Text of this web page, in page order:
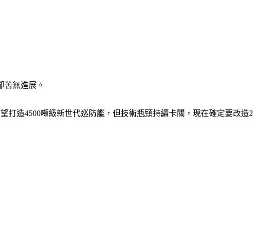
苦無進展。
打造4500噸級新世代巡防艦，但技術瓶頸持續卡關，現在確定要改造2